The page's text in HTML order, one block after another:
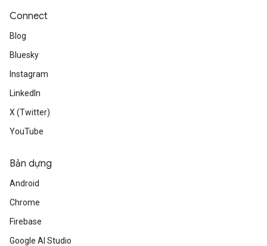
Connect
Blog
Bluesky
Instagram
LinkedIn
X (Twitter)
YouTube
Bản dựng
Android
Chrome
Firebase
Google AI Studio